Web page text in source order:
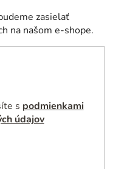
zasielať
na našom e-shope.
s podmienkami
údajov